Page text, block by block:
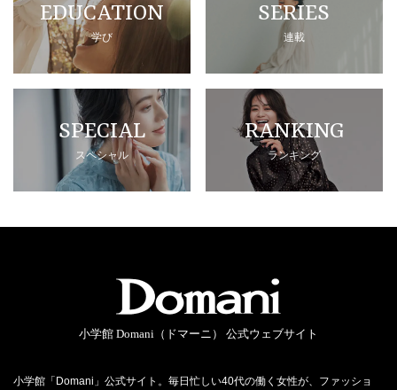
EDUCATION
学び
SERIES
連載
SPECIAL
スペシャル
RANKING
ランキング
小学館 Domani（ドマーニ） 公式ウェブサイト
小学館「Domani」公式サイト。毎日忙しい40代の働く女性が、ファッショ